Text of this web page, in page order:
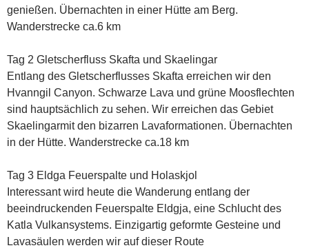
genießen. Übernachten in einer Hütte am Berg.
Wanderstrecke ca.6 km
Tag 2 Gletscherfluss Skafta und Skaelingar
Entlang des Gletscherflusses Skafta erreichen wir den
Hvanngil Canyon. Schwarze Lava und grüne Moosflechten
sind hauptsächlich zu sehen. Wir erreichen das Gebiet
Skaelingarmit den bizarren Lavaformationen. Übernachten
in der Hütte. Wanderstrecke ca.18 km
Tag 3 Eldga Feuerspalte und Holaskjol
Interessant wird heute die Wanderung entlang der
beeindruckenden Feuerspalte Eldgja, eine Schlucht des
Katla Vulkansystems. Einzigartig geformte Gesteine und
Lavasäulen werden wir auf dieser Route